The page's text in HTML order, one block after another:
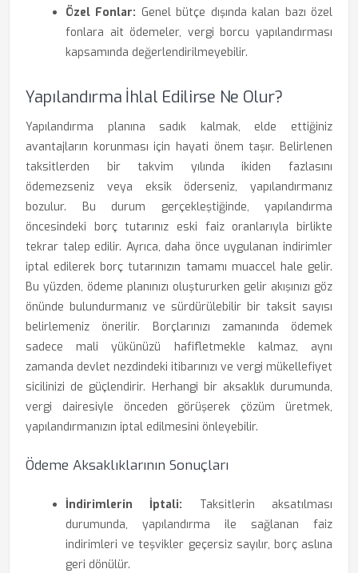
Özel Fonlar: Genel bütçe dışında kalan bazı özel
fonlara ait ödemeler, vergi borcu yapılandırması
kapsamında değerlendirilmeyebilir.
Yapılandırma İhlal Edilirse Ne Olur?
Yapılandırma planına sadık kalmak, elde ettiğiniz
avantajların korunması için hayati önem taşır. Belirlenen
taksitlerden bir takvim yılında ikiden fazlasını
ödemezseniz veya eksik öderseniz, yapılandırmanız
bozulur. Bu durum gerçekleştiğinde, yapılandırma
öncesindeki borç tutarınız eski faiz oranlarıyla birlikte
tekrar talep edilir. Ayrıca, daha önce uygulanan indirimler
iptal edilerek borç tutarınızın tamamı muaccel hale gelir.
Bu yüzden, ödeme planınızı oluştururken gelir akışınızı göz
önünde bulundurmanız ve sürdürülebilir bir taksit sayısı
belirlemeniz önerilir. Borçlarınızı zamanında ödemek
sadece mali yükünüzü hafifletmekle kalmaz, aynı
zamanda devlet nezdindeki itibarınızı ve vergi mükellefiyet
sicilinizi de güçlendirir. Herhangi bir aksaklık durumunda,
vergi dairesiyle önceden görüşerek çözüm üretmek,
yapılandırmanızın iptal edilmesini önleyebilir.
Ödeme Aksaklıklarının Sonuçları
İndirimlerin İptali: Taksitlerin aksatılması
durumunda, yapılandırma ile sağlanan faiz
indirimleri ve teşvikler geçersiz sayılır, borç aslına
geri dönülür.